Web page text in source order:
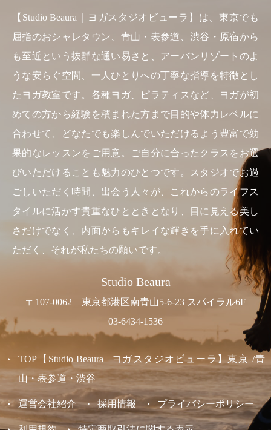
【Studio Beaura｜ヨガスタジオビューラ】は、東京でも
屈指のおシャレタウン、青山・表参道、渋谷・原宿から
も至近という抜群な通い易さと、アーバンリゾートのよ
うな安らぐ空間、一人ひとりへの丁寧な指導を特徴とし
たヨガ教室です。各種ヨガ、ピラティスなど、ヨガが初
めての方から経験を積まれた方まで目的や体力レベルに
合わせて、どなたでも楽しんでいただけるよう豊富で効
果的なレッスンをご用意。ご自分に合ったクラスをお選
びいただけることも魅力のひとつです。スタジオでお過
ごしいただく時間、出会う人々が、これからのライフス
タイルに活かす貴重なひとときとなり、目に見える美し
さだけでなく、内面からもキレイな輝きを手に入れてい
ただく、それが私たちの願いです。
Studio Beaura
〒107-0062 東京都港区南青山5-6-23 スパイラル6F
03-6434-1536
TOP【Studio Beaura | ヨガスタジオビューラ】東京 /青
山・表参道・渋谷
運営会社紹介 採用情報 プライバシーポリシー